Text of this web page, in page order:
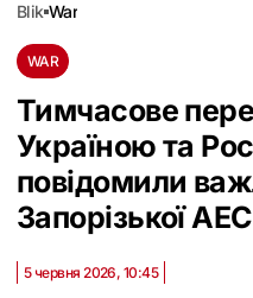
blik war
WAR
Тимчасове
Україною та
повідомили
Запорізької АЕС
5 червня 2026, 10:45